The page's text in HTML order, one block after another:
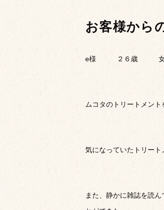
お客様から
e様 ２６歳 女
ムコタのトリートメント
気になっていたトリート
また、静かに雑誌を読